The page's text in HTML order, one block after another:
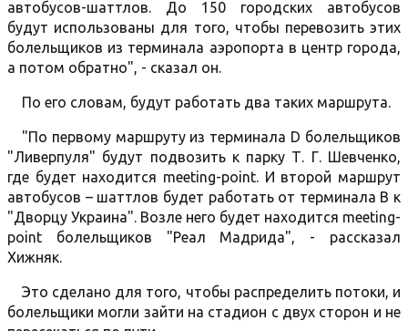
автобусов-шаттлов. До 150 городских автобусов
будут использованы для того, чтобы перевозить этих
болельщиков из терминала аэропорта в центр города,
а потом обратно", - сказал он.
По его словам, будут работать два таких маршрута.
"По первому маршруту из терминала D болельщиков
"Ливерпуля" будут подвозить к парку Т. Г. Шевченко,
где будет находится meeting-point. И второй маршрут
автобусов – шаттлов будет работать от терминала B к
"Дворцу Украина". Возле него будет находится meeting-
point болельщиков "Реал Мадрида", - рассказал
Хижняк.
Это сделано для того, чтобы распределить потоки, и
болельщики могли зайти на стадион с двух сторон и не